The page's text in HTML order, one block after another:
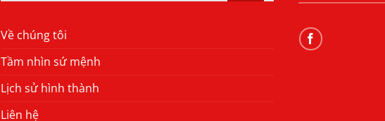
Về chúng tôi
Tầm nhìn sứ mệnh
Lịch sử hình thành
Liên hệ